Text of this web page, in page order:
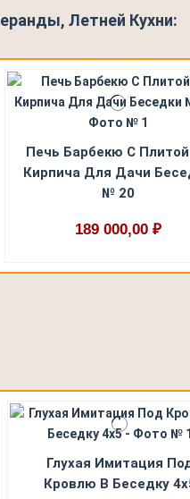
Летней Кухни:
Печь Барбекю С
Кирпича Для Дачи
№ 20
189 000,00 ₽
Глухая Имитация
Кровлю В Беседку